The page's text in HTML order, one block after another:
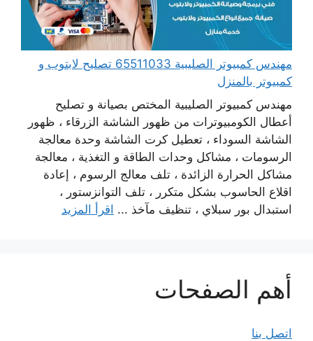
مهندس كمبيوتر الصليبية 65511033 تصليح لابتوب و
كمبيوتر بالمنزل
مهندس كمبيوتر الصليبية المختص بصيانة و تصليح
أعطال الكومبيوترات من ظهور الشاشة الزرقاء ، ظهور
الشاشة السوداء ، تعطيل كرت الشاشة وحدة معالجة
الرسومات ، مشاكل وحدات الطاقة و التغذية ، معالجة
مشاكل الحرارة الزائدة ، تلف معالج الرسوم ، إعادة
اقلاع الحاسوب بشكل متكرر ، تلف التوانزستور ،
استبدال بور سبلاي ، تنظيف مآخذ ... اقرأ المزيد
أهم الصفحات
اتصل بنا